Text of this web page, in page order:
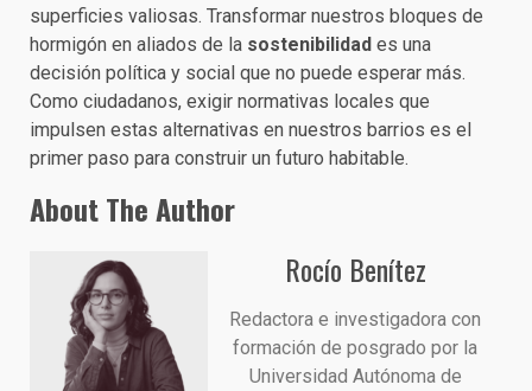
superficies valiosas. Transformar nuestros bloques de
hormigón en aliados de la sostenibilidad es una
decisión política y social que no puede esperar más.
Como ciudadanos, exigir normativas locales que
impulsen estas alternativas en nuestros barrios es el
primer paso para construir un futuro habitable.
About The Author
Rocío Benítez
Redactora e investigadora con
formación de posgrado por la
Universidad Autónoma de